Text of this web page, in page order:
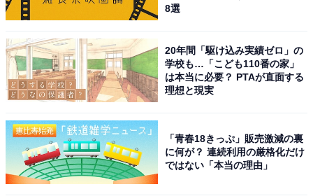
8選
20年間「駆け込み実績ゼロ」の
学校も…「こども110番の家」
は本当に必要？ PTAが直面する
理想と現実
「青春18きっぷ」販売激減の裏
に何が？ 連続利用の厳格化だけ
ではない「本当の理由」